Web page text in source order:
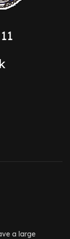
a large